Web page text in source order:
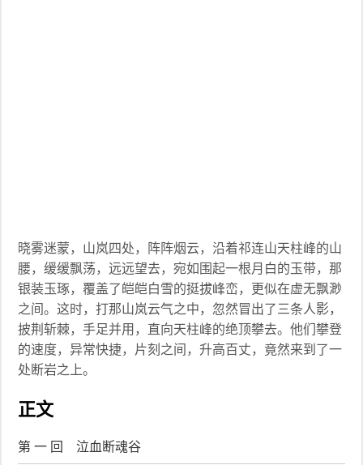
晓雾迷蒙，山岚四处，阵阵烟云，沿着祁连山天柱峰的山
腰，缓缓飘荡，远远望去，宛如围起一根月白的玉带，那
银装玉琢，覆盖了皑皑白雪的挺拔峰峦，更似在虚无飘渺
之间。这时，打那山岚云气之中，忽然冒出了三条人影，
披荆斩棘，手足并用，直向天柱峰的绝顶攀去。他们攀登
的速度，异常快捷，片刻之间，升高百丈，竟然来到了一
处断岩之上。
正文
第 一 回 泣血断魂谷